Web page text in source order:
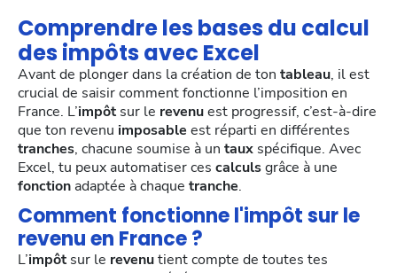
Comprendre les bases du calcul
des impôts avec Excel
Avant de plonger dans la création de ton tableau, il est
crucial de saisir comment fonctionne l’imposition en
France. L’impôt sur le revenuest progressif, c’est-à-dire
que ton revenu imposable est réparti en différentes
tranches, chacune soumise à un taux spécifique. Avec
Excel, tu peux automatiser ces calculsgrâce à une
fonctionadaptée à chaque tranche.
Comment fonctionne l'impôt sur le
revenu en France ?
L’impôt sur le revenutient compte de toutes tes